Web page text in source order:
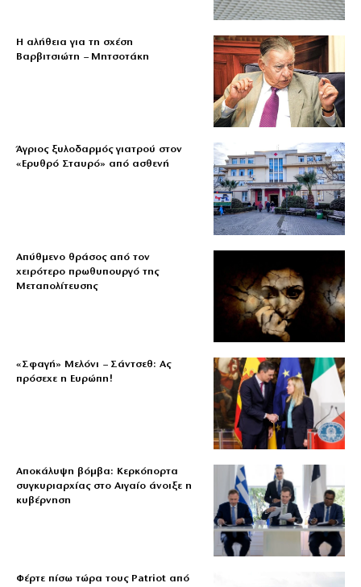
Η αλήθεια για τη σχέση
Βαρβιτσιώτη – Μητσοτάκη
Άγριος ξυλοδαρμός γιατρού στον
«Ερυθρό Σταυρό» από ασθενή
Απύθμενο θράσος από τον
χειρότερο πρωθυπουργό της
Μεταπολίτευσης
«Σφαγή» Μελόνι – Σάντσεθ: Ας
πρόσεχε η Ευρώπη!
Αποκάλυψη βόμβα: Κερκόπορτα
συγκυριαρχίας στο Αιγαίο άνοιξε η
κυβέρνηση
Φέρτε πίσω τώρα τους Patriot από